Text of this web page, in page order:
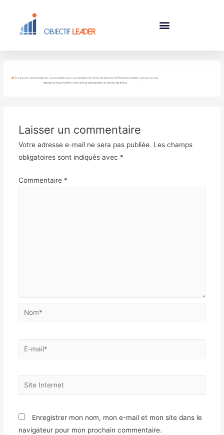
Laisser un commentaire
Votre adresse e-mail ne sera pas publiée. Les champs
obligatoires sont indiqués avec *
Commentaire *
Enregistrer mon nom, mon e-mail et mon site dans le
navigateur pour mon prochain commentaire.